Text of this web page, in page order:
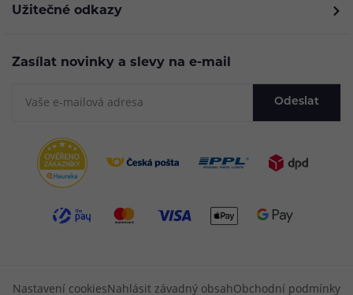
Užitečné odkazy
Zasílat novinky a slevy na e-mail
Odeslat
Nastavení cookiesNahlásit závadný obsahObchodní podmínky